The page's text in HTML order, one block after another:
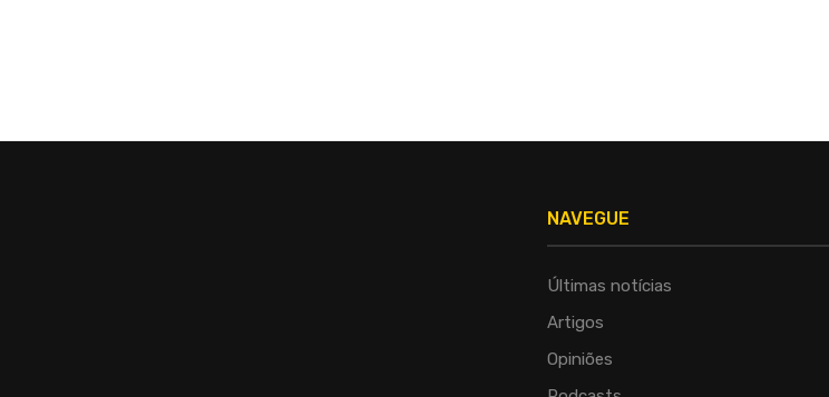
NAVEGUE
Últimas notícias
Artigos
Opiniões